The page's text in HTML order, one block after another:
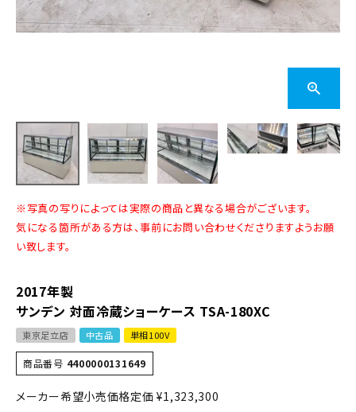
※写真の写りによっては実際の商品と異なる場合がございます。
気になる箇所がある方は、事前にお問い合わせくださりますようお願
い致します。
2017年製
サンデン 対面冷蔵ショーケース TSA-180XC
東京足立店 中古品 単相100V
商品番号 4400000131649
定価 ¥1,323,300